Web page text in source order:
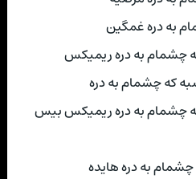
به دره غمگین
چشمام به دره ریمیکس
که چشمام به دره
چشمام به دره ریمیکس بیس
به دره هایده